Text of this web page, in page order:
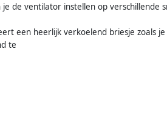
de ventilator instellen op verschillende
een heerlijk verkoelend briesje zoals
te